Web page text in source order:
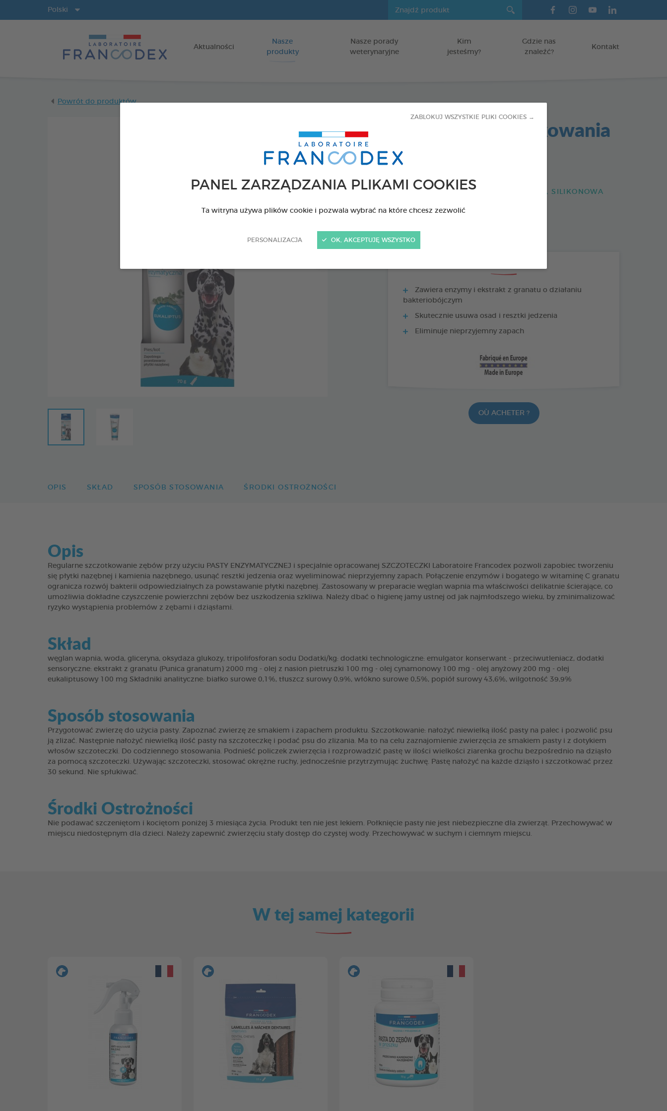
PANEL ZARZĄDZANIA PLIKAMI COOKIES
Ta witryna używa plików cookie i pozwala wybrać na które chcesz zezwolić
PERSONALIZACJA
ZABLOKUJ WSZYSTKIE PLIKI COOKIES →
OK, AKCEPTUJĘ WSZYSTKO
Idź do zawartości
Aktualności
Nasze
produkty
Nasze porady
weterynaryjne
Kim
jesteśmy?
Gdzie nas
znaleźć?
Kontakt
Polski
Powrót do produktów
Zestaw do szczotkowania
zębów
PASTA ENZYMATYCZNA, SZCZOTECZKA, SILIKONOWA
Kod 179122 - EAN : 3283021791226
Zawiera enzymy i ekstrakt z granatu o działaniu
bakteriobójczym
Skutecznie usuwa osad i resztki jedzenia
Eliminuje nieprzyjemny zapach
OÙ ACHETER ?
OPIS SKŁAD SPOSÓB STOSOWANIA ŚRODKI OSTROŻNOŚCI
Opis
Regularne szczotkowanie zębów przy użyciu PASTY ENZYMATYCZNEJ i specjalnie opracowanej SZCZOTECZKI Laboratoire Francodex pozwoli zapobiec tworzeniu
się płytki nazębnej i kamienia nazębnego, usunąć resztki jedzenia oraz wyeliminować nieprzyjemny zapach. Połączenie enzymów i bogatego w witaminę C granatu
ogranicza rozwój bakterii odpowiedzialnych za powstawanie płytki nazębnej. Zastosowany w preparacie węglan wapnia ma właściwości delikatnie ścierające, co
umożliwia dokładne czyszczenie powierzchni zębów bez uszkodzenia szkliwa. Należy dbać o higienę jamy ustnej od jak najmłodszego wieku, by zminimalizować
ryzyko wystąpienia problemów z zębami i dziąsłami.
Skład
węglan wapnia, woda, gliceryna, oksydaza glukozy, tripolifosforan sodu Dodatki/kg: dodatki technologiczne: emulgator konserwant - przeciwutleniacz, dodatki
sensoryczne: ekstrakt z granatu (Punica granatum) 2000 mg - olej z nasion pietruszki 100 mg - olej cynamonowy 100 mg - olej anyżowy 200 mg - olej
eukaliptusowy 100 mg Składniki analityczne: białko surowe 0,1%, tłuszcz surowy 0,9%, włókno surowe 0,5%, popiół surowy 43,6%, wilgotność 39,9%
Sposób stosowania
Przygotować zwierzę do użycia pasty. Zapoznać zwierzę ze smakiem i zapachem produktu. Szczotkowanie: nałożyć niewielką ilość pasty na palec i pozwolić psu
ją zlizać. Następnie nałożyć niewielką ilość pasty na szczoteczkę i podać psu do zlizania. Ma to na celu zaznajomienie zwierzęcia ze smakiem pasty i z dotykiem
włosów szczoteczki. Do codziennego stosowania. Podnieść policzek zwierzęcia i rozprowadzić pastę w ilości wielkości ziarenka grochu bezpośrednio na dziąsło
za pomocą szczoteczki. Używając szczoteczki, stosować okrężne ruchy, jednocześnie przytrzymując żuchwę. Pastę nałożyć na każde dziąsło i szczotkować przez
30 sekund. Nie spłukiwać.
Środki Ostrożności
Nie podawać szczeniętom i kociętom poniżej 3 miesiąca życia. Produkt ten nie jest lekiem. Połknięcie pasty nie jest niebezpieczne dla zwierząt. Przechowywać w
miejscu niedostępnym dla dzieci. Należy zapewnić zwierzęciu stały dostęp do czystej wody. Przechowywać w suchym i ciemnym miejscu.
W tej samej kategorii